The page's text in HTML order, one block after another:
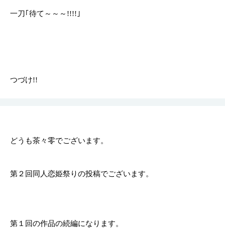
一刀｢待て～～～!!!!｣
つづけ!!
どうも茶々零でございます。
第２回同人恋姫祭りの投稿でございます。
第１回の作品の続編になります。